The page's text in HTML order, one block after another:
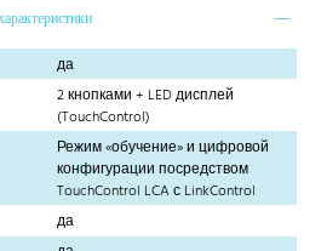
да
2 кнопками + LED дисплей
(TouchControl)
Режим «обучение» и цифровой
конфигурации посредством
TouchControl LCA с LinkControl
да